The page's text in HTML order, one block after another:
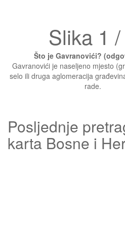
Slika 1
Što je Gavranovići?
Gavranovići je naseljeno mjesto
selo ili druga aglomeracija
rade.
Posljednje
karta Bosne i